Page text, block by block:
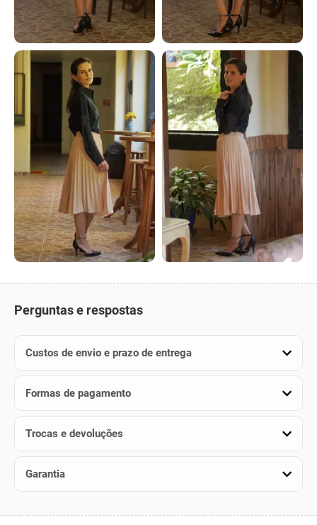
Perguntas e respostas
Custos de envio e prazo de entrega
Formas de pagamento
Trocas e devoluções
Garantia